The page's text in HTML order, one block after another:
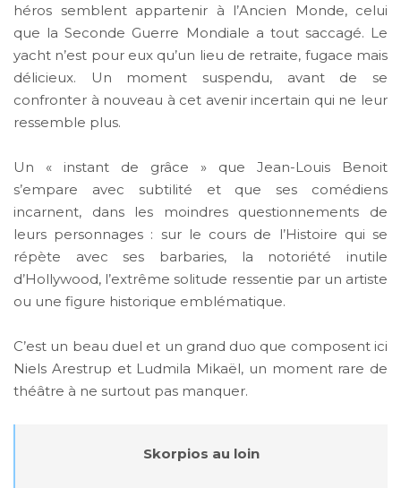
héros semblent appartenir à l’Ancien Monde, celui
que la Seconde Guerre Mondiale a tout saccagé. Le
yacht n’est pour eux qu’un lieu de retraite, fugace mais
délicieux. Un moment suspendu, avant de se
confronter à nouveau à cet avenir incertain qui ne leur
ressemble plus.
Un « instant de grâce » que Jean-Louis Benoit
s’empare avec subtilité et que ses comédiens
incarnent, dans les moindres questionnements de
leurs personnages : sur le cours de l’Histoire qui se
répète avec ses barbaries, la notoriété inutile
d’Hollywood, l’extrême solitude ressentie par un artiste
ou une figure historique emblématique.
C’est un beau duel et un grand duo que composent ici
Niels Arestrup et Ludmila Mikaël, un moment rare de
théâtre à ne surtout pas manquer.
Skorpios au loin